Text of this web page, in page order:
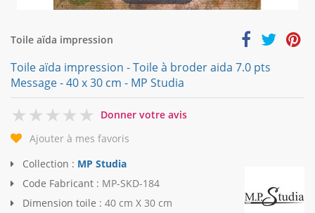
Toile aïda impression
Toile aïda impression - Toile à broder aida 7.0 pts
Message - 40 x 30 cm - MP Studia
0
Donner votre avis
Ajouter à mes favoris
Collection : MP Studia
Code Fabricant : MP-SKD-184
Dimension toile : 40 cm X 30 cm